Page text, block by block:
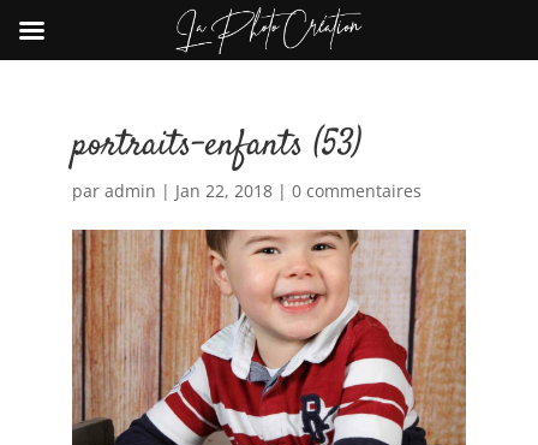
portraits-enfants (53)
par admin | Jan 22, 2018| 0 commentaires